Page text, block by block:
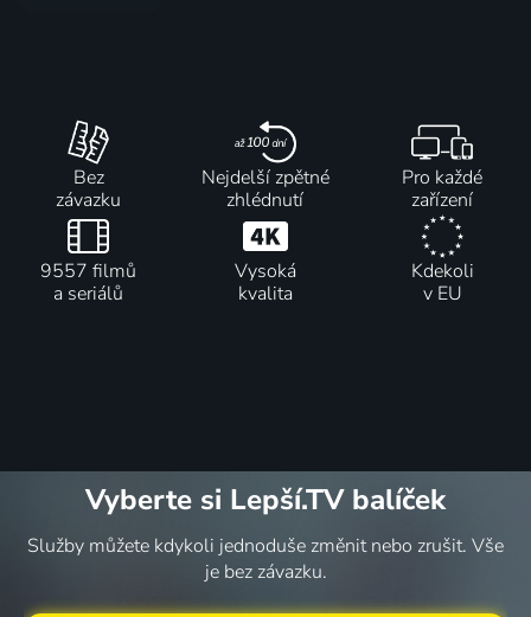
Bez
závazku
Nejdelší zpětné
zhlédnutí
Pro každé
zařízení
9557 filmů
a seriálů
Vysoká
kvalita
Kdekoli
v EU
Vyberte si Lepší.TV balíček
Služby můžete kdykoli jednoduše změnit nebo zrušit. Vše
je bez závazku.